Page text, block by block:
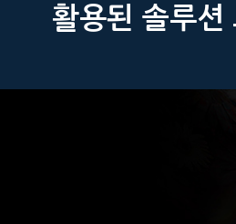
활용된 솔루션